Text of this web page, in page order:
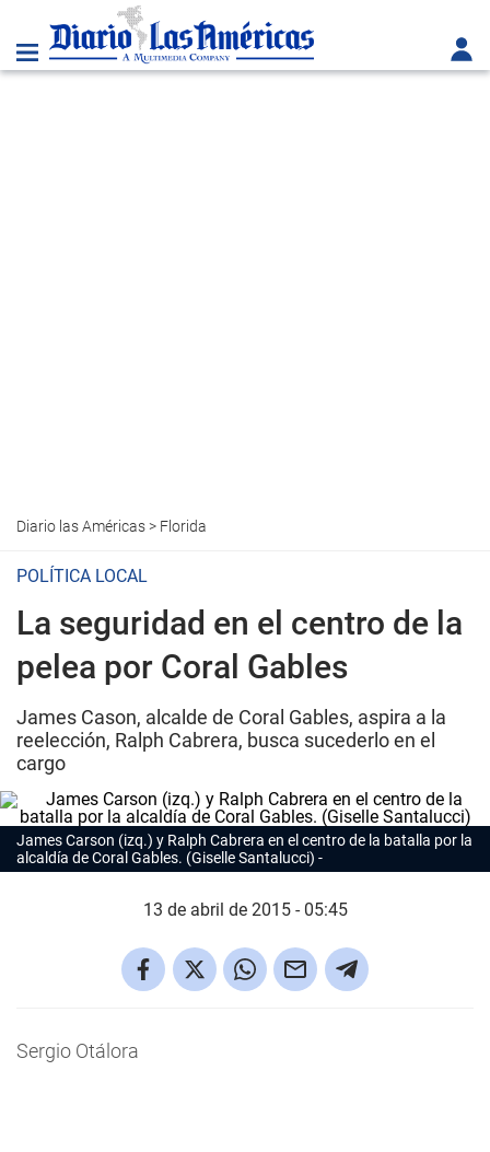
Diario las Américas> Florida
POLÍTICA LOCAL
La seguridad en el centro de la
pelea por Coral Gables
James Cason, alcalde de Coral Gables, aspira a la
reelección, Ralph Cabrera, busca sucederlo en el
cargo
James Carson (izq.) y Ralph Cabrera en el centro de la batalla por la
alcaldía de Coral Gables. (Giselle Santalucci)
13 de abril de 2015 - 05:45
Sergio Otálora